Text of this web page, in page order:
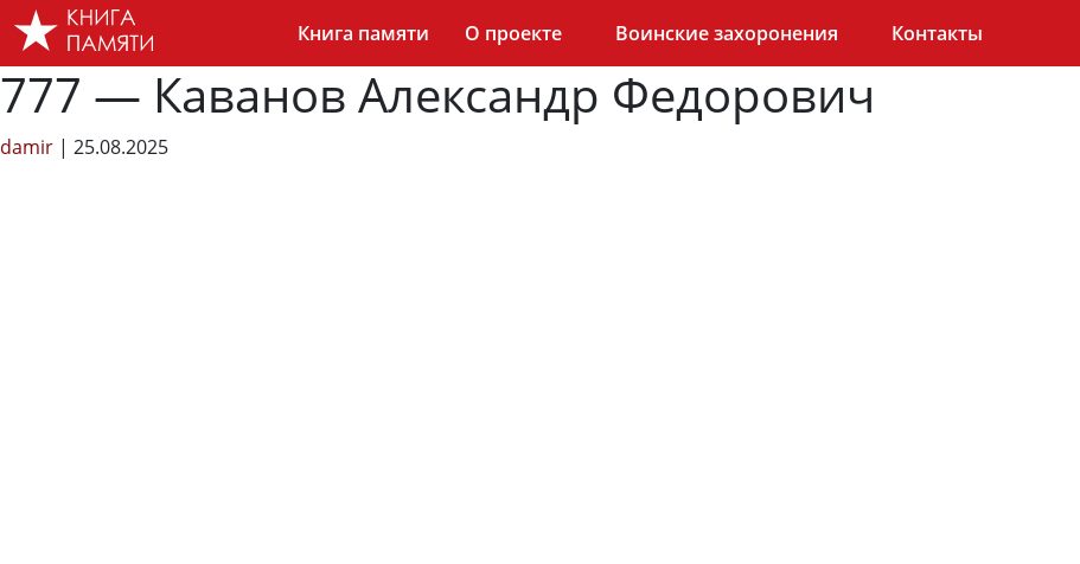
Skip
the
content
Книга памяти О проекте Воинские захоронения Контакты
777 — Каванов Александр Федорович
damir | 25.08.2025